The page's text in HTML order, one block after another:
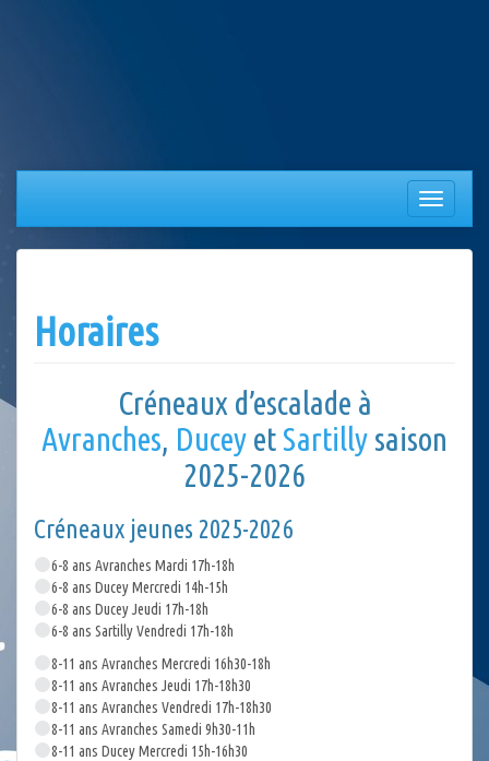
Afficher/
la
Horaires
Créneaux d’escalade à
Avranches, Ducey etSartillysaison
2025-2026
Créneaux jeunes 2025-2026
6-8 ans Avranches Mardi 17h-18h
6-8 ans Ducey Mercredi 14h-15h
6-8 ans Ducey Jeudi 17h-18h
6-8 ans Sartilly Vendredi 17h-18h
8-11 ans Avranches Mercredi 16h30-18h
8-11 ans Avranches Jeudi 17h-18h30
8-11 ans Avranches Vendredi 17h-18h30
8-11 ans Avranches Samedi 9h30-11h
8-11 ans Ducey Mercredi 15h-16h30